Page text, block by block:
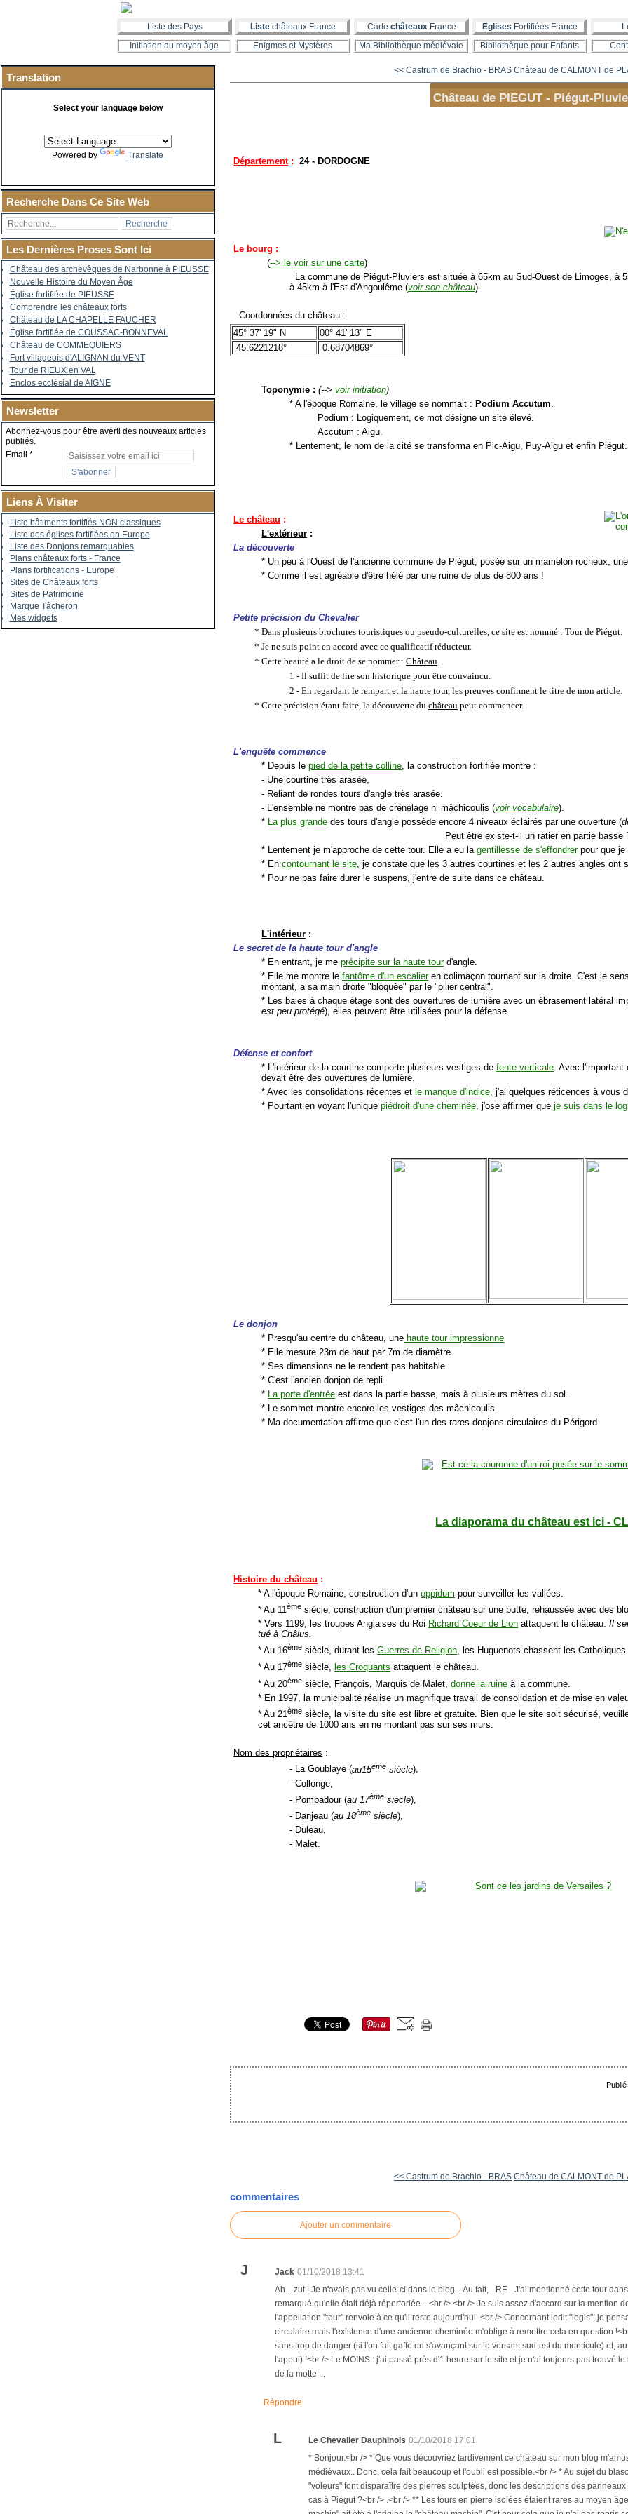
Liste des Pays Liste châteaux France Carte châteauxFrance Eglises Fortifiées France
Initiation au moyen âge
Enigmes et Mystères Ma Bibliothèque médiévale Bibliothèque pour Enfants
Translation
Select your language below
Powered by Translate
Recherche Dans Ce Site Web
Les Dernières Proses Sont Ici
Château des archevêques de Narbonne à PIEUSSE
Nouvelle Histoire du Moyen Âge
Église fortifiée de PIEUSSE
Comprendre les châteaux forts
Château de LA CHAPELLE FAUCHER
Église fortifiée de COUSSAC-BONNEVAL
Château de COMMEQUIERS
Fort villageois d'ALIGNAN du VENT
Tour de RIEUX en VAL
Enclos ecclésial de AIGNE
Newsletter
Abonnez-vous pour être averti des nouveaux articles
publiés.
Email
Liens À Visiter
Liste bâtiments fortifiés NON classiques
Liste des églises fortifiées en Europe
Liste des Donjons remarquables
Plans châteaux forts - France
Plans fortifications - Europe
Sites de Châteaux forts
Sites de Patrimoine
Marque Tâcheron
Mes widgets
<< Castrum de Brachio - BRAS Château de CALMONT de
Château de PIEGUT - Piégut-
Département: 24 - DORDOGNE
Le bourg :
(--> le voir sur une carte)
La commune de Piégut-Pluviers est située à 65km au Sud-Ouest de Limoges, à
à 45km à l'Est d'Angoulême (voir son château).
Coordonnées du château :
45° 37' 19" N
00° 41' 13" E
45.6221218°
0.68704869°
Toponymie : (-->voir initiation)
* A l'époque Romaine, le village se nommait : Podium Accutum
Podium : Logiquement, ce mot désigne un site élevé.
Accutum : Aigu.
* Lentement, le nom de la cité se transforma en Pic-Aigu, Puy-Aigu et enfin Piégut.
Le château :
L'extérieur :
La découverte
* Un peu à l'Ouest de l'ancienne commune de Piégut, posée sur un mamelon rocheux,
* Comme il est agréable d'être hélé par une ruine de plus de 800 ans !
Petite précision du Chevalier
* Dans plusieurs brochures touristiques ou pseudo-culturelles, ce site est nommé : Tour de Piégut.
* Je ne suis point en accord avec ce qualificatif réducteur.
* Cette beauté a le droit de se nommer :Château
1 - Il suffit de lire son historique pour être convaincu.
2 - En regardant le rempart et la haute tour, les preuves confirment le titre de mon article.
* Cette précision étant faite, la découverte duchâteau peut commencer.
L'enquête commence
* Depuis lepied de la petite colline , la construction fortifiée montre :
- Une courtine très arasée,
- Reliant de rondes tours d'angle très arasée.
- L'ensemble ne montre pas de crénelage ni mâchicoulis (voir vocabulaire).
*
La plus grande des tours d'angle possède encore 4 niveaux éclairés par une ouverture (
Peut être existe-t-il un ratier en partie basse
* Lentement je m'approche de cette tour. Elle a eu lagentillesse de s'effondrerpour que je
* Encontournant le site , je constate que les 3 autres courtines et les 2 autres angles ont
* Pour ne pas faire durer le suspens, j'entre de suite dans ce château.
L'intérieur :
Le secret de la haute tour d'angle
* En entrant, je meprécipite sur la haute tourd'angle.
* Elle me montre lefantôme d'un escalieren colimaçon tournant sur la droite. C'est le
montant, a sa main droite "bloquée" par le "pilier central".
* Les baies à chaque étage sont des ouvertures de lumière avec un ébrasement latéral
est peu protégé), elles peuvent être utilisées pour la défense.
Défense et confort
* L'intérieur de la courtine comporte plusieurs vestiges defente verticale . Avec
devait être des ouvertures de lumière.
* Avec les consolidations récentes et le manque d'indice , j'ai quelques réticences à
* Pourtant en voyant l'uniquepiédroit d'une cheminée , j'ose affirmer queje suis dans le
Le donjon
* Presqu'au centre du château, une haute tour impressionne
* Elle mesure 23m de haut par 7m de diamètre.
* Ses dimensions ne le rendent pas habitable.
* C'est l'ancien donjon de repli.
*
La porte d'entrée est dans la partie basse, mais à plusieurs mètres du sol.
* Le sommet montre encore les vestiges des mâchicoulis.
* Ma documentation affirme que c'est l'un des rares donjons circulaires du Périgord.
La diaporama du château est ici -
Histoire du château :
* A l'époque Romaine, construction d'unoppidum pour surveiller les vallées.
* Au 11ème siècle, construction d'un premier château sur une butte, rehaussée avec des
* Vers 1199, les troupes Anglaises du Roi Richard Coeur de Lion attaquent le château.Il
tué à Châlus.
* Au 16ème siècle, durant lesGuerres de Religion, les Huguenots chassent les
* Au 17ème siècle, les Croquants attaquent le château.
* Au 20ème siècle, François, Marquis de Malet,donne la ruine à la commune.
* En 1997, la municipalité réalise un magnifique travail de consolidation et de mise en
* Au 21ème siècle, la visite du site est libre et gratuite. Bien que le site soit sécurisé,
cet ancêtre de 1000 ans en ne montant pas sur ses murs.
Nom des propriétaires :
- La Goublaye (au15ème siècle),
- Collonge,
- Pompadour (au 17ème siècle),
- Danjeau (au 18ème siècle),
- Duleau,
- Malet.
<< Castrum de Brachio - BRAS Château de CALMONT de
commentaires
Ajouter un commentaire
J Jack 01/10/2018 13:41
Ah... zut ! Je n'avais pas vu celle-ci dans le blog... Au fait, - RE - J'ai mentionné cette tour
remarqué qu'elle était déjà répertoriée... <br /> <br /> Je suis assez d'accord sur la mention
l'appellation "tour" renvoie à ce qu'il reste aujourd'hui. <br /> Concernant ledit "logis", je
circulaire mais l'existence d'une ancienne cheminée m'oblige à remettre cela en question
sans trop de danger (si l'on fait gaffe en s'avançant sur le versant sud-est du monticule) et,
l'appui) !<br /> Le MOINS : j'ai passé près d'1 heure sur le site et je n'ai toujours pas trouvé
de la motte ...
Répondre
L Le Chevalier Dauphinois 01/10/2018 17:01
* Bonjour.<br /> * Que vous découvriez tardivement ce château sur mon blog
médiévaux.. Donc, cela fait beaucoup et l'oubli est possible.<br /> * Au sujet du
"voleurs" font disparaître des pierres sculptées, donc les descriptions des
cas à Piégut ?<br /> .<br /> ** Les tours en pierre isolées étaient rares au moyen